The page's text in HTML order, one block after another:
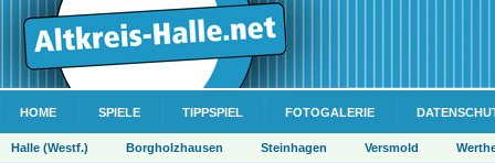
HOME SPIELE TIPPSPIEL FOTOGALERIE
Halle (Westf.) Borgholzhausen Steinhagen Versmold